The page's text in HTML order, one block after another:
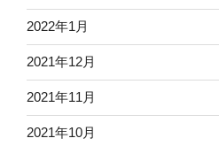
2022年1月
2021年12月
2021年11月
2021年10月